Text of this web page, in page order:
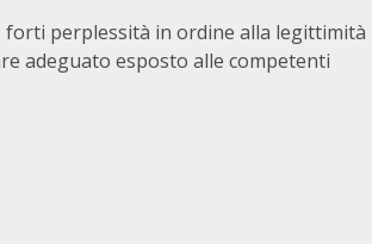
perplessità in ordine alla legittimità
adeguato esposto alle competenti